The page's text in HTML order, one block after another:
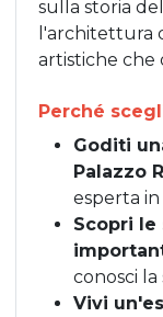
sulla storia
l'architettura
artistiche che
Perché
Goditi
Palazzo
esperta
Scopri le
conosci
Vivi